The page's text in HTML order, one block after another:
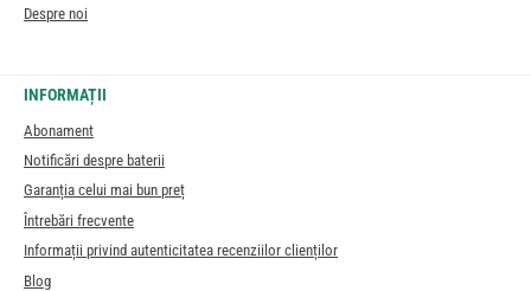
Despre noi
INFORMAȚII
Abonament
Notificări despre baterii
Garanția celui mai bun preț
Întrebări frecvente
Informații privind autenticitatea recenziilor clienților
Blog